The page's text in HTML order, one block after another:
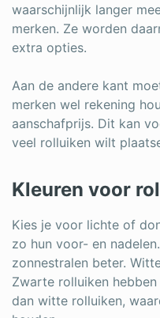
waarschijnlijk langer
merken. Ze worden
extra opties.
Aan de andere kant
merken wel rekening
aanschafprijs. Dit kan
veel rolluiken wilt
Kleuren voor
Kies je voor lichte of
zo hun voor- en
zonnestralen beter.
Zwarte rolluiken
dan witte rolluiken,